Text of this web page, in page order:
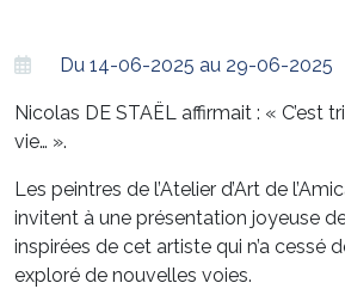
Du 14-06-2025 au 29-06-2025
Nicolas DE STAËL affirmait : « C’est
vie… ».
Les peintres de l’Atelier d’Art de
invitent à une présentation joyeuse
inspirées de cet artiste qui n’a cessé
exploré de nouvelles voies.